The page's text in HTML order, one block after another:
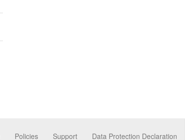
Data Protection Declaration
Support
Policies